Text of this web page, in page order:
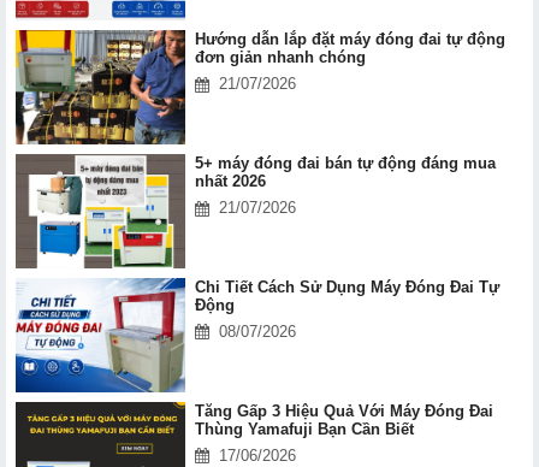
Hướng dẫn lắp đặt máy đóng đai tự động
đơn giản nhanh chóng
21/07/2026
5+ máy đóng đai bán tự động đáng mua
nhất 2026
21/07/2026
Chi Tiết Cách Sử Dụng Máy Đóng Đai Tự
Động
08/07/2026
Tăng Gấp 3 Hiệu Quả Với Máy Đóng Đai
Thùng Yamafuji Bạn Cần Biết
17/06/2026